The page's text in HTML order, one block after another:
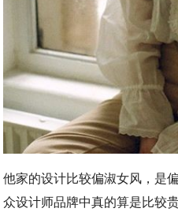
他家的设计比较偏淑女风，是
众设计师品牌中真的算是比较